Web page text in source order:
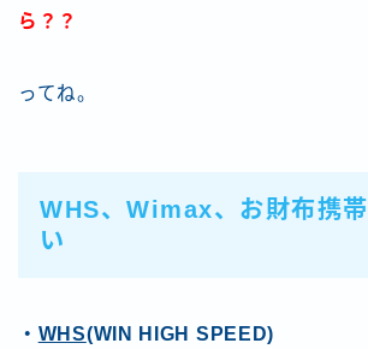
ら？？
ってね。
WHS、 Wimax、 お財布携帯
い
・ WHS(WIN HIGH SPEED)